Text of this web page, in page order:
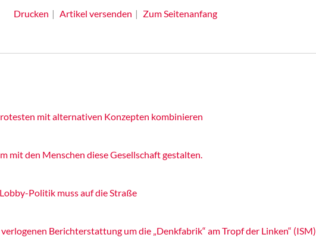
Drucken Artikel versenden Zum Seitenanfang
mit alternativen Konzepten kombinieren
mit den Menschen diese Gesellschaft gestalten.
Politik muss auf die Straße
Berichterstattung um die „Denkfabrik“ am Tropf der Linken“ (ISM)